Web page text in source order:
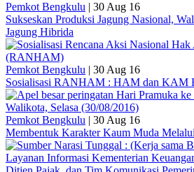
Pemkot Bengkulu | 30 Aug 16
Sukseskan Produksi Jagung Nasional,
Jagung Hibrida
Pemkot Bengkulu | 30 Aug 16
Sosialisasi RANHAM : HAM dan KAM
Pemkot Bengkulu | 30 Aug 16
Membentuk Karakter Kaum Muda